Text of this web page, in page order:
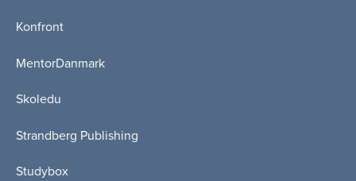
Konfront
MentorDanmark
Skoledu
Strandberg Publishing
Studybox